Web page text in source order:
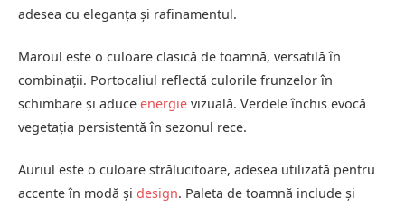
adesea cu eleganța și rafinamentul.
Maroul este o culoare clasică de toamnă, versatilă în
combinații. Portocaliul reflectă culorile frunzelor în
schimbare și aduce energie vizuală. Verdele închis evocă
vegetația persistentă în sezonul rece.
Auriul este o culoare strălucitoare, adesea utilizată pentru
accente în modă și design. Paleta de toamnă include și